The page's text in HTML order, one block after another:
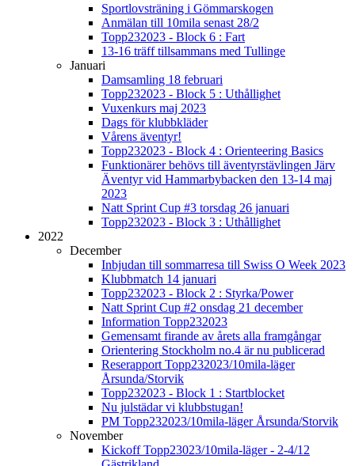
Sportlovsträning i Gömmarskogen
Anmälan till 10mila senast 28/2
Topp232023 - Block 6 : Fart
13-16 träff tillsammans med Tullinge
Januari
Damsamling 18 februari
Topp232023 - Block 5 : Uthållighet
Vuxenkurs maj 2023
Dags för klubbkläder
Vårens äventyr!
Topp232023 - Block 4 : Orienteering Basics
Funktionärer behövs till äventyrstävlingen Järv
Äventyr vid Hammarbybacken den 13-14 maj
2023
Natt Sprint Cup #3 torsdag 26 januari
Topp232023 - Block 3 : Uthållighet
2022
December
Inbjudan till sommarresa till Swiss O Week 2023
Klubbmatch 14 januari
Topp232023 - Block 2 : Styrka/Power
Natt Sprint Cup #2 onsdag 21 december
Information Topp232023
Gemensamt firande av årets alla framgångar
Orientering Stockholm no.4 är nu publicerad
Reserapport Topp232023/10mila-läger
Årsunda/Storvik
Topp232023 - Block 1 : Startblocket
Nu julstädar vi klubbstugan!
PM Topp232023/10mila-läger Årsunda/Storvik
November
Kickoff Topp23023/10mila-läger - 2-4/12